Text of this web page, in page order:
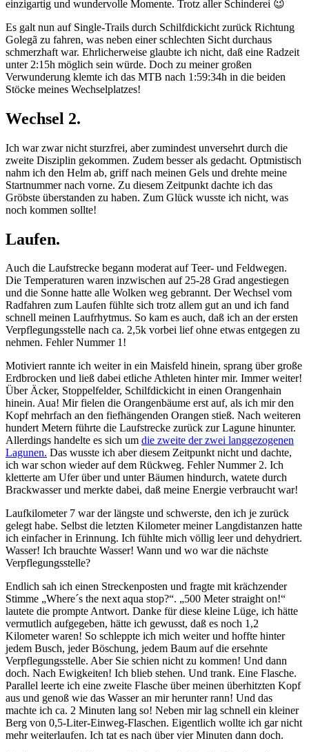
einzigartig und wundervolle Momente. Trotz aller Schinderei 😉
Es galt nun auf Single-Trails durch Schilfdickicht zurück Richtung
Golegã zu fahren, was neben einer schlechten Sicht durchaus
schmerzhaft war. Ehrlicherweise glaubte ich nicht, daß eine Radzeit
unter 2:15h möglich sein würde. Doch zu meiner großen
Verwunderung klemte ich das MTB nach 1:59:34h in die beiden
Stöcke meines Wechselplatzes!
Wechsel 2.
Ich war zwar nicht sturzfrei, aber zumindest unversehrt durch die
zweite Disziplin gekommen. Zudem besser als gedacht. Optmistisch
nahm ich den Helm ab, griff nach meinen Gels und drehte meine
Startnummer nach vorne. Zu diesem Zeitpunkt dachte ich das
Gröbste überstanden zu haben. Zum Glück wusste ich nicht, was
noch kommen sollte!
Laufen.
Auch die Laufstrecke begann moderat auf Teer- und Feldwegen.
Die Temperaturen waren inzwischen auf 25-28 Grad angestiegen
und die Sonne hatte alle Wolken weg gebrannt. Der Wechsel vom
Radfahren zum Laufen fühlte sich trotz allem gut an und ich fand
schnell meinen Laufrhytmus. So kam es auch, daß ich an der ersten
Verpflegungsstelle nach ca. 2,5k vorbei lief ohne etwas entgegen zu
nehmen. Fehler Nummer 1!
Motiviert rannte ich weiter in ein Maisfeld hinein, sprang über große
Erdbrocken und ließ dabei etliche Athleten hinter mir. Immer weiter!
Über Äcker, Stoppelfelder, Schilfdickicht in einen Orangenhain
hinein. Aua! Mir fielen die Orangenbäume erst auf, als ich mir den
Kopf mehrfach an den fiefhängenden Orangen stieß. Nach weiteren
hundert Metern führte die Laufstrecke zurück zur Lagune hinunter.
Allerdings handelte es sich um die zweite der zwei langgezogenen
Lagunen. Das wusste ich aber diesem Zeitpunkt nicht und dachte,
ich war schon wieder auf dem Rückweg. Fehler Nummer 2. Ich
kletterte am Ufer über und unter Bäumen hindurch, watete durch
Brackwasser und merkte dabei, daß meine Energie verbraucht war!
Laufkilometer 7 war der längste und schwerste, den ich je zurück
gelegt habe. Selbst die letzten Kilometer meiner Langdistanzen hatte
ich einfacher in Erinnung. Ich fühlte mich völlig leer und dehydriert.
Wasser! Ich brauchte Wasser! Wann und wo war die nächste
Verpflegungsstelle?
Endlich sah ich einen Streckenposten und fragte mit krächzender
Stimme „Where´s the next aqua stop?“. „500 Meter straight on!“
lautete die prompte Antwort. Danke für diese kleine Lüge, ich hätte
vermutlich aufgegeben, hätte ich gewusst, daß es noch 1,2
Kilometer waren! So schleppte ich mich weiter und hoffte hinter
jedem Busch, jeder Böschung, jedem Baum auf die ersehnte
Verpflegungsstelle. Aber Sie schien nicht zu kommen! Und dann
doch. Nach Ewigkeiten! Ich blieb stehen. Und trank. Eine Flasche.
Parallel leerte ich eine zweite Flasche über meinen überhitzten Kopf
aus und genoß wie das Wasser an mir herunter rann! Und das
machte ich ca. 2 Minuten lang so! Neben mir lag schnell ein kleiner
Berg von 0,5-Liter-Einweg-Flaschen. Eigentlich wollte ich gar nicht
mehr weiterlaufen. Ich tat es nach über vier Minuten dann doch.